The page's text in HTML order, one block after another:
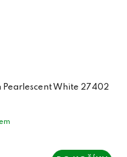
White 27402